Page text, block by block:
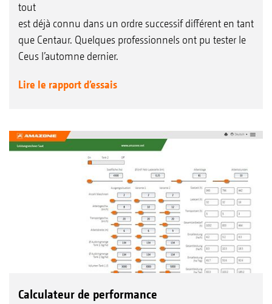
tout
est déjà connu dans un ordre successif différent en tant
que Centaur. Quelques professionnels ont pu tester le
Ceus l’automne dernier.
Lire le rapport d’essais
Calculateur de performance